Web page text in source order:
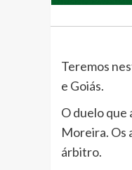
Teremos
e Goiás.
O duelo
Moreira. Os
árbitro.